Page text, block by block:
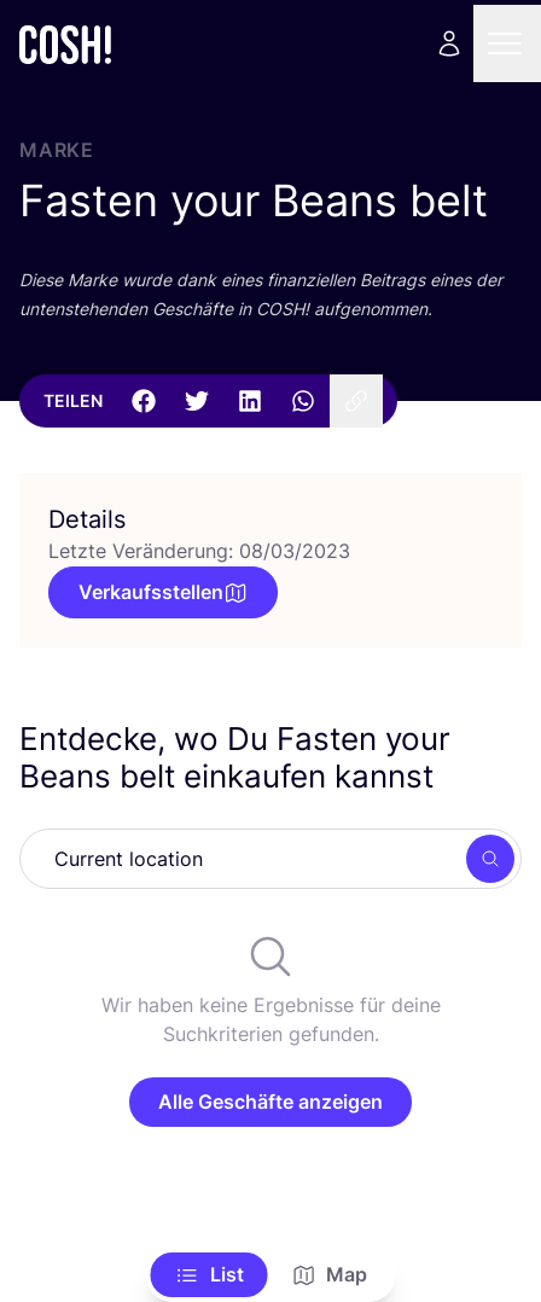
MARKE
Fasten your Beans belt
Die­se Mar­ke wur­de dank eines finan­zi­el­len Bei­trags eines der
unten­ste­hen­den Geschäf­te in COSH! aufgenommen.
TEILEN
Details
Letzte Veränderung: 08/03/2023
Verkaufsstellen
Entdecke, wo Du Fasten your
Beans belt einkaufen kannst
Wir haben keine Ergebnisse für deine
Suchkriterien gefunden.
Alle Geschäfte anzeigen
List Map